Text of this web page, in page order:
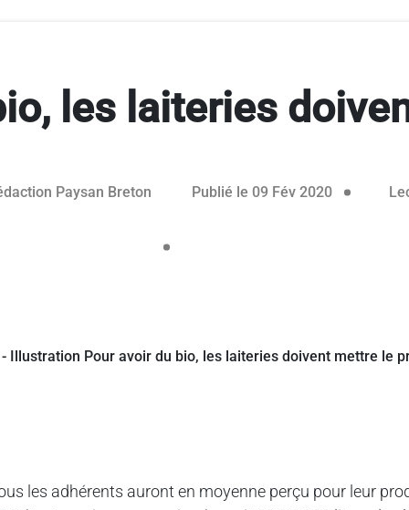
les laiteries
Paysan Breton Publié le 09 Fév 202031 mars
les adhérents auront en moyenne perçu pour leur